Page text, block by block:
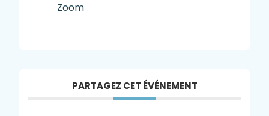
Zoom
PARTAGEZ CET ÉVÉNEMENT